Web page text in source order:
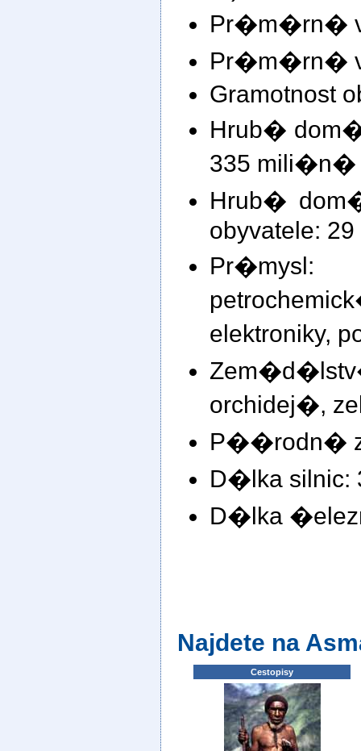
Pr�m�rn�
Pr�m�rn�
Gramotnost
Hrub�
335 mili�n�
Hrub�
obyvatele:
elektroniky,
orchidej�,
P��rodn�
D�lka silnic:
D�lka
Najdete na
Cestopisy